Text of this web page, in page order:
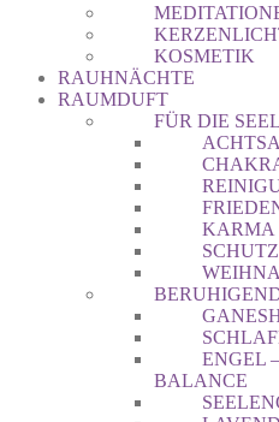
KOSMETIK
RAUHNÄCHTE
RAUMDUFT
FÜR DIE
KARMA
ENGEL
BALANCE